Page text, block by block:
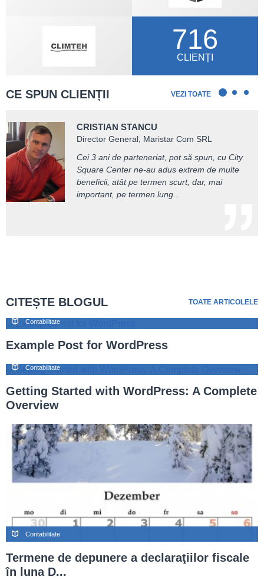
716
CLIENȚI
CE SPUN CLIENȚII VEZI TOATE
CRISTIAN STANCU
Director General, Maristar Com SRL
Cei 3 ani de parteneriat, pot să spun, cu City
Square Center ne-au adus extrem de multe
beneficii, atât pe termen scurt, dar, mai
important, pe termen lung...
City Square Center ne-a reprezentat firma la
zeci de controale ale Inspectoratelor de
Muncă - nu dintr-un singur județ, ci din mai
multe. Faptul că în toată această perioadă și
în urma acestor controale nu am primit nici
măcar o amendă...
De-a lungul relației cu City Square, am avut
multe de învățat. O concluzie pe care țin însă
să o împărtășesc este legată de cât de mult
înseamnă o interpretare corectă a legislației
muncii. City Square m-a ajutat să văd câte
avantaje...
CITEȘTE BLOGUL TOATE ARTICOLELE
Contabilitate
Example Post for WordPress
Contabilitate
Getting Started with WordPress: A Complete
Overview
Contabilitate
Termene de depunere a declaraţiilor fiscale
în luna D...